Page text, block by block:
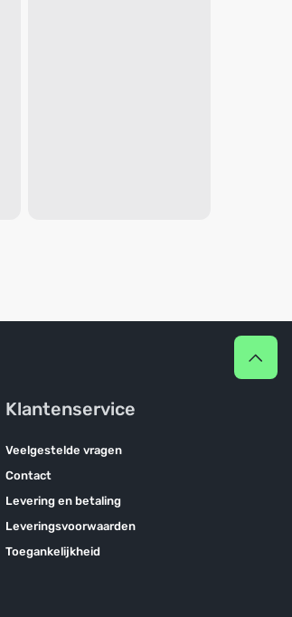
Klantenservice
Veelgestelde vragen
Contact
Levering en betaling
Leveringsvoorwaarden
Toegankelijkheid